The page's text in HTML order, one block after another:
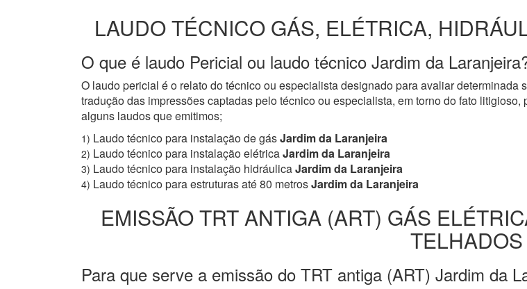
LAUDO TÉCNICO GÁS, ELÉTRICA,
O que é laudo Pericial ou laudo técnico Jardim da
O laudo pericial é o relato do técnico ou especialista designado para avaliar
tradução das impressões captadas pelo técnico ou especialista, em torno do fato
alguns laudos que emitimos;
1) Laudo técnico para instalação de gásJardim da Laranjeira
2) Laudo técnico para instalação elétricaJardim da Laranjeira
3) Laudo técnico para instalação hidráulicaJardim da Laranjeira
4) Laudo técnico para estruturas até 80 metrosJardim da Laranjeira
EMISSÃO TRT ANTIGA (ART) GÁS
TELHADOS
Para que serve a emissão do TRT antiga (ART) Jardim da